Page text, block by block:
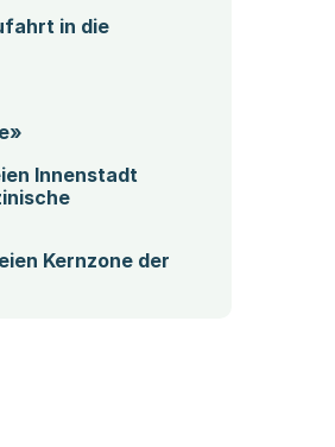
in die
Download)
Innenstadt
Kernzone der